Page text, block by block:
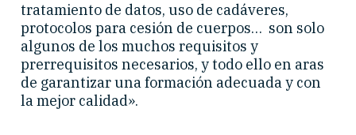
tratamiento de datos, uso de cadáveres,
protocolos para cesión de cuerpos… son solo
algunos de los muchos requisitos y
prerrequisitos necesarios, y todo ello en aras
de garantizar una formación adecuada y con
la mejor calidad».